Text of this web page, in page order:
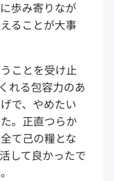
歩み寄りなが
ることが大事
ことを受け止
れる包容力のあ
で、やめたい
。正直つらか
て己の糧とな
して良かったで